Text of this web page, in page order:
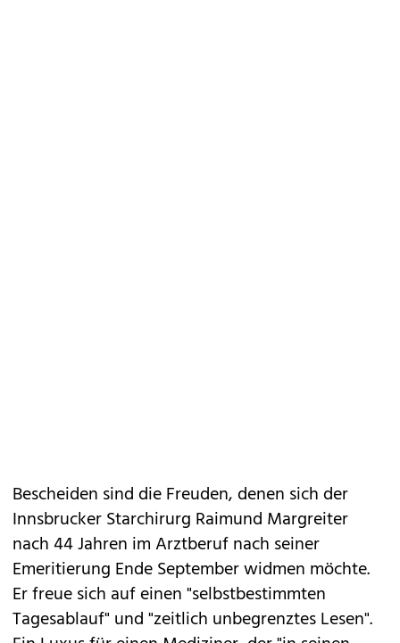
Bescheiden sind die Freuden, denen sich der
Innsbrucker Starchirurg Raimund Margreiter
nach 44 Jahren im Arztberuf nach seiner
Emeritierung Ende September widmen möchte.
Er freue sich auf einen "selbstbestimmten
Tagesablauf" und "zeitlich unbegrenztes Lesen".